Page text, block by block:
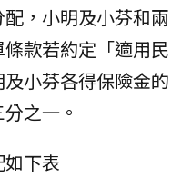
，小明及小芬和兩
款若約定「適用民
小芬各得保險金的
之一。
下表